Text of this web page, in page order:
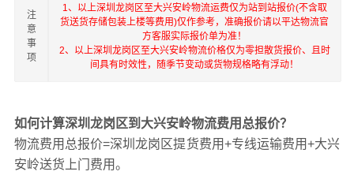
注
意
事
项
1、以上深圳龙岗区至大兴安岭物流运费仅为站到站报价(不含取
货送货存储包装上楼等费用)仅作参考，准确报价请以平达物流官
方客服实际报价单为准！
2、以上深圳龙岗区至大兴安岭物流价格仅为零担散货报价、且时
间具有时效性，随季节变动或货物规格略有浮动！
如何计算深圳龙岗区到大兴安岭物流费用总报价？
物流费用总报价=深圳龙岗区提货费用+专线运输费用+大兴
安岭送货上门费用。